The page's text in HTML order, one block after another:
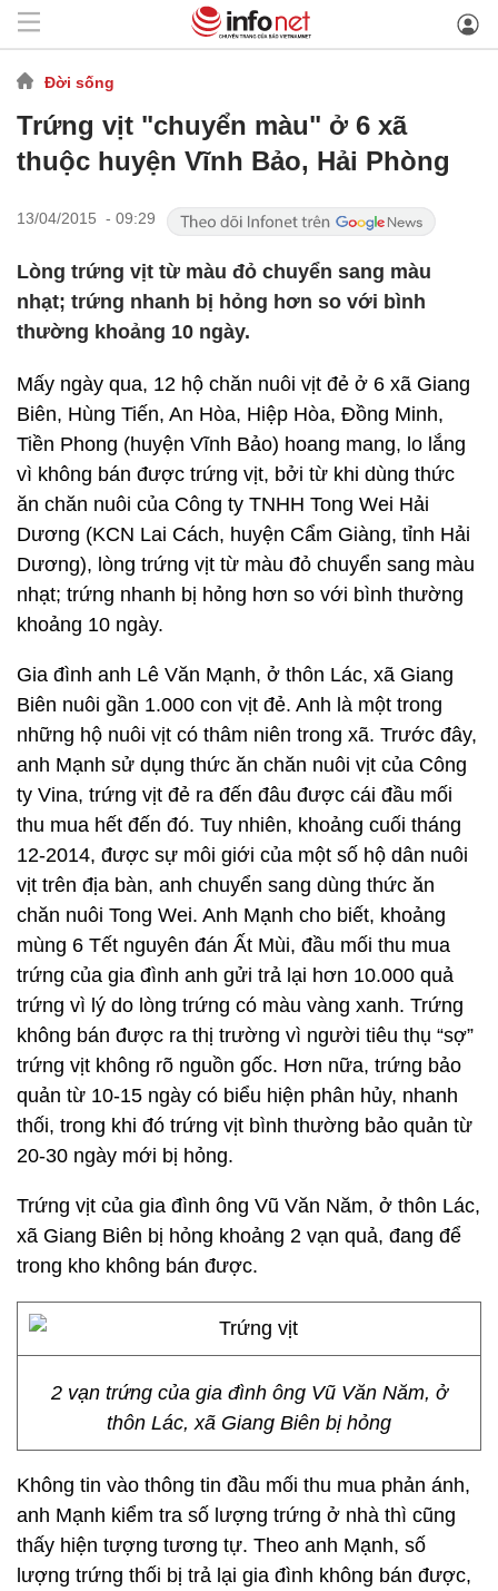
Đời sống
Trứng vịt "chuyển màu" ở 6 xã
thuộc huyện Vĩnh Bảo, Hải Phòng
13/04/2015 - 09:29
Lòng trứng vịt từ màu đỏ chuyển sang màu
nhạt; trứng nhanh bị hỏng hơn so với bình
thường khoảng 10 ngày.
Mấy ngày qua, 12 hộ chăn nuôi vịt đẻ ở 6 xã Giang
Biên, Hùng Tiến, An Hòa, Hiệp Hòa, Đồng Minh,
Tiền Phong (huyện Vĩnh Bảo) hoang mang, lo lắng
vì không bán được trứng vịt, bởi từ khi dùng thức
ăn chăn nuôi của Công ty TNHH Tong Wei Hải
Dương (KCN Lai Cách, huyện Cẩm Giàng, tỉnh Hải
Dương), lòng trứng vịt từ màu đỏ chuyển sang màu
nhạt; trứng nhanh bị hỏng hơn so với bình thường
khoảng 10 ngày.
Gia đình anh Lê Văn Mạnh, ở thôn Lác, xã Giang
Biên nuôi gần 1.000 con vịt đẻ. Anh là một trong
những hộ nuôi vịt có thâm niên trong xã. Trước đây,
anh Mạnh sử dụng thức ăn chăn nuôi vịt của Công
ty Vina, trứng vịt đẻ ra đến đâu được cái đầu mối
thu mua hết đến đó. Tuy nhiên, khoảng cuối tháng
12-2014, được sự môi giới của một số hộ dân nuôi
vịt trên địa bàn, anh chuyển sang dùng thức ăn
chăn nuôi Tong Wei. Anh Mạnh cho biết, khoảng
mùng 6 Tết nguyên đán Ất Mùi, đầu mối thu mua
trứng của gia đình anh gửi trả lại hơn 10.000 quả
trứng vì lý do lòng trứng có màu vàng xanh. Trứng
không bán được ra thị trường vì người tiêu thụ “sợ”
trứng vịt không rõ nguồn gốc. Hơn nữa, trứng bảo
quản từ 10-15 ngày có biểu hiện phân hủy, nhanh
thối, trong khi đó trứng vịt bình thường bảo quản từ
20-30 ngày mới bị hỏng.
Trứng vịt của gia đình ông Vũ Văn Năm, ở thôn Lác,
xã Giang Biên bị hỏng khoảng 2 vạn quả, đang để
trong kho không bán được.
2 vạn trứng của gia đình ông Vũ Văn Năm, ở
thôn Lác, xã Giang Biên bị hỏng
Không tin vào thông tin đầu mối thu mua phản ánh,
anh Mạnh kiểm tra số lượng trứng ở nhà thì cũng
thấy hiện tượng tương tự. Theo anh Mạnh, số
lượng trứng thối bị trả lại gia đình không bán được,